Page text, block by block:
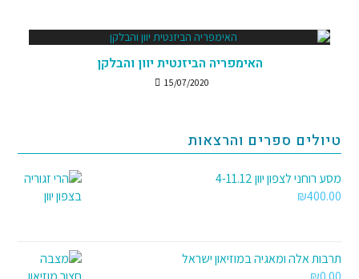
האימפריה הביזנטית יוון והבלקן
15/07/2020
טיולים ספרים והרצאות
מסע רוחני לצפון יוון 4-11.12
₪400.00
תרבות אלה ומאגיה במוזיאון ישראל